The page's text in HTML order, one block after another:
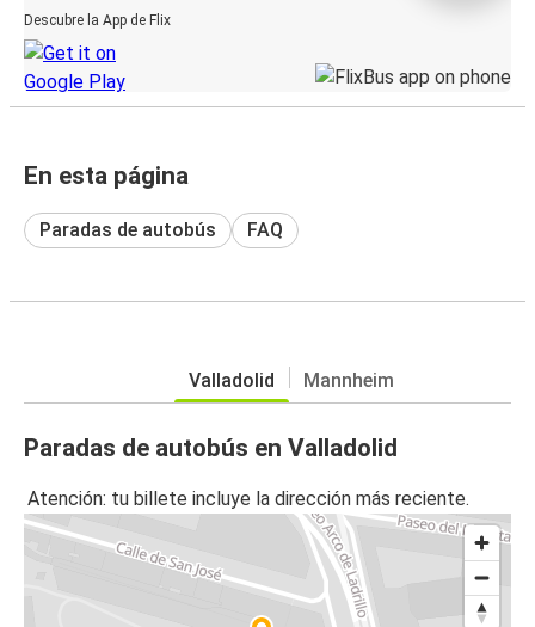
Descubre la App de Flix
En esta página
Paradas de autobús FAQ
Valladolid Mannheim
Paradas de autobús en Valladolid
Atención: tu billete incluye la dirección más reciente.